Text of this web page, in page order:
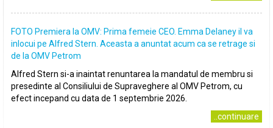
FOTO Premiera la OMV: Prima femeie CEO. Emma Delaney il va
inlocui pe Alfred Stern. Aceasta a anuntat acum ca se retrage si
de la OMV Petrom
Alfred Stern si-a inaintat renuntarea la mandatul de membru si
presedinte al Consiliului de Supraveghere al OMV Petrom, cu
efect incepand cu data de 1 septembrie 2026.
..continuare